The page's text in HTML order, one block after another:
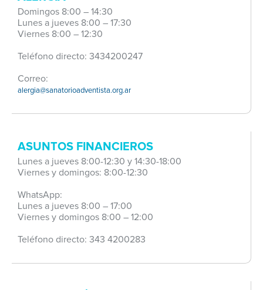
Domingos 8:00 – 14:30
Lunes a jueves 8:00 – 17:30
Viernes 8:00 – 12:30
Teléfono directo: 3434200247
Correo:
alergia@sanatorioadventista.org.ar
ASUNTOS FINANCIEROS
Lunes a jueves 8:00-12:30 y 14:30-18:00
Viernes y domingos: 8:00-12:30
WhatsApp:
Lunes a jueves 8:00 – 17:00
Viernes y domingos 8:00 – 12:00
Teléfono directo: 343 4200283